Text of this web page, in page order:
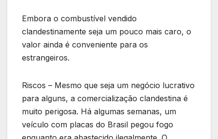
Embora o combustível vendido
clandestinamente seja um pouco mais caro, o
valor ainda é conveniente para os
estrangeiros.
Riscos – Mesmo que seja um negócio lucrativo
para alguns, a comercialização clandestina é
muito perigosa. Há algumas semanas, um
veículo com placas do Brasil pegou fogo